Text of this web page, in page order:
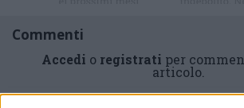
Commenti
Accedi o registrati per
articolo.
L'email è richiesta ma non verrà mostrata ai visitatori.